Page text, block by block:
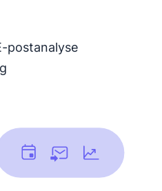
postanalyse